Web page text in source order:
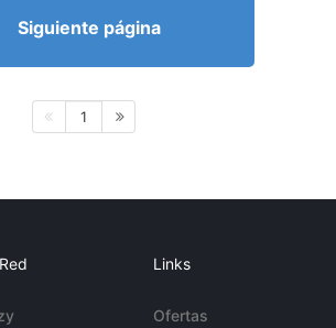
Siguiente página
1
Links
Ofertas